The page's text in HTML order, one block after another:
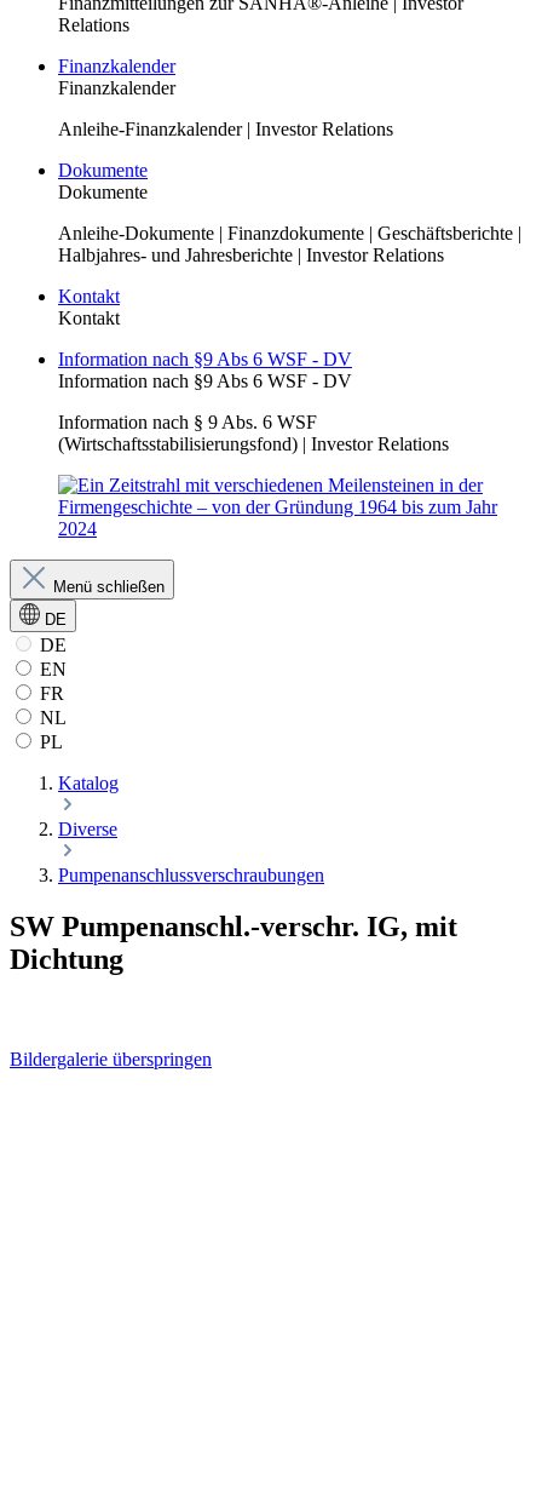
Relations
Finanzkalender
Finanzkalender
Anleihe-Finanzkalender | Investor Relations
Dokumente
Dokumente
Anleihe-Dokumente | Finanzdokumente | Geschäftsberichte |
Halbjahres- und Jahresberichte | Investor Relations
Kontakt
Kontakt
Information nach §9 Abs 6 WSF - DV
Information nach §9 Abs 6 WSF - DV
Information nach § 9 Abs. 6 WSF
(Wirtschaftsstabilisierungsfond) | Investor Relations
Menü schließen
DE
DE
EN
FR
NL
PL
Katalog
Diverse
Pumpenanschlussverschraubungen
SW Pumpenanschl.-verschr. IG, mit
Dichtung
Bildergalerie überspringen